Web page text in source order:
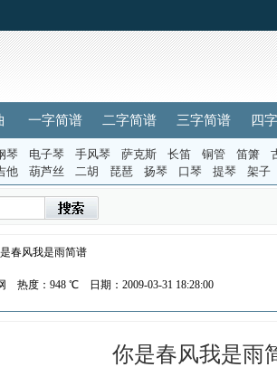
一字简谱 二字简谱 三字简谱 四
琴 电子琴 手风琴 萨克斯 长笛 铜管 笛箫
他
葫芦丝 二胡 琵琶 扬琴 口琴 提琴 架子
春风我是雨简谱
热度： 948 ℃ 日期：2009-03-31 18:28:00
你是春风我是雨